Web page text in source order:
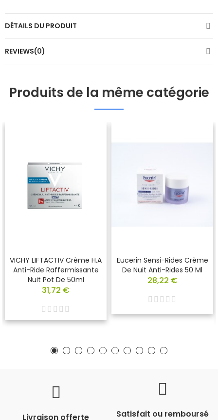
DÉTAILS DU PRODUIT
REVIEWS(0)
Produits de la même catégorie
VICHY LIFTACTIV Crème H.A
Anti-Ride Raffermissante
Nuit Pot De 50ml
31,72 €
Eucerin Sensi-Rides Crème
De Nuit Anti-Rides 50 Ml
28,22 €
Livraison offerte Satisfait ou remboursé